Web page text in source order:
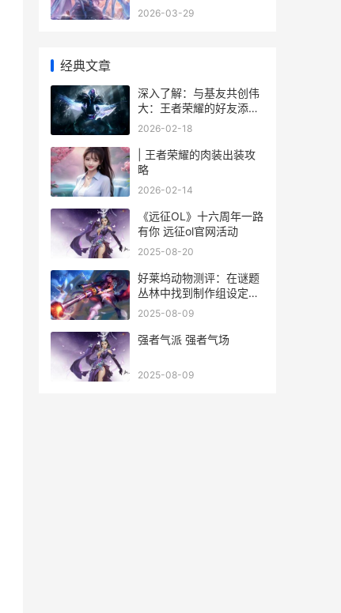
2026-03-29
经典文章
深入了解：与基友共创伟
大：王者荣耀的好友添加
攻略
2026-02-18
| 王者荣耀的肉装出装攻
略
2026-02-14
《远征OL》十六周年一路
有你 远征ol官网活动
2025-08-20
好莱坞动物测评：在谜题
丛林中找到制作组设定的
唯一解法 好莱坞动物人
2025-08-09
强者气派 强者气场
2025-08-09